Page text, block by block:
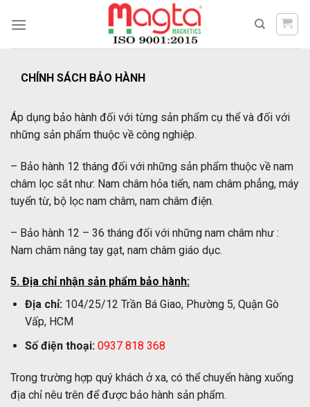
CHÍNH SÁCH BẢO HÀNH
Áp dụng bảo hành đối với từng sản phẩm cụ thể và đối với
những sản phẩm thuộc về công nghiệp.
– Bảo hành 12 tháng đối với những sản phẩm thuộc về nam
châm lọc sắt như: Nam châm hỏa tiển, nam châm phẳng, máy
tuyển từ, bộ lọc nam châm, nam châm điện.
– Bảo hành 12 – 36 tháng đối với những nam châm như :
Nam châm nâng tay gạt, nam châm giáo dục.
5. Địa chỉ nhận sản phẩm bảo hành:
Địa chỉ: 104/25/12 Trần Bá Giao, Phường 5, Quận Gò
Vấp, HCM
Số điện thoại: 0937 818 368
Trong trường hợp quý khách ở xa, có thể chuyển hàng xuống
địa chỉ nêu trên để được bảo hành sản phẩm.